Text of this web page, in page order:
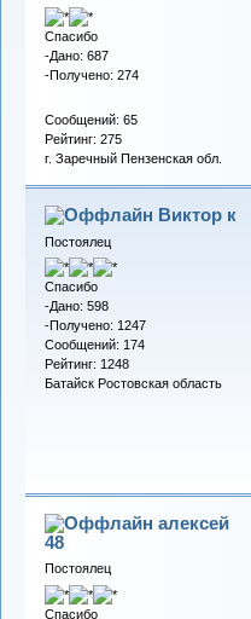
Спасибо
-Дано: 687
-Получено: 274
Сообщений: 65
Рейтинг: 275
г. Заречный Пензенская обл.
Виктор к
Постоялец
Спасибо
-Дано: 598
-Получено: 1247
Сообщений: 174
Рейтинг: 1248
Батайск Ростовская область
алексей
48
Постоялец
Спасибо